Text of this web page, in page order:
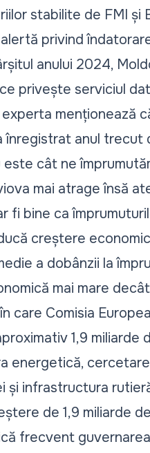
stabilite de FMI și
privind
anului 2024,
privește serviciul
menționează
înregistrat anul trecut
este cât ne
mai atrage însă
fi bine ca
creștere
a dobânzii la
mai mare
care Comisia
1,9 miliarde
energetică,
și infrastructura
de 1,9 miliarde
frecvent